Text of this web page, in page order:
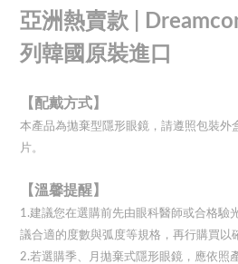
亞洲熱賣款 |
列韓國原裝進口
【配戴方式】
本產品為拋棄型隱形眼鏡，請遵照包裝外
片。
【溫馨提醒】
1.建議您在選購前先由眼科醫師或合格驗
議合適的度數與弧度等規格，再行購買以
2.若選購季、月拋棄式隱形眼鏡，應依照